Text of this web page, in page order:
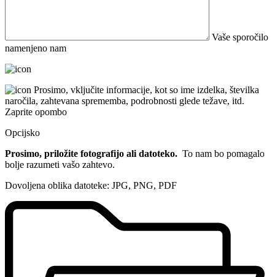
Vaše sporočilo
namenjeno nam
Prosimo, vključite informacije, kot so ime izdelka, številka
naročila, zahtevana sprememba, podrobnosti glede težave, itd.
Zaprite opombo
Opcijsko
Prosimo, priložite fotografijo ali datoteko. To nam bo pomagalo
bolje razumeti vašo zahtevo.
Dovoljena oblika datoteke: JPG, PNG, PDF